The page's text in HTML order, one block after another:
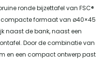
ronde bijzettafel van FSC®
formaat van ø40×45
naast de bank, naast een
Door de combinatie van
en een compact ontwerp past